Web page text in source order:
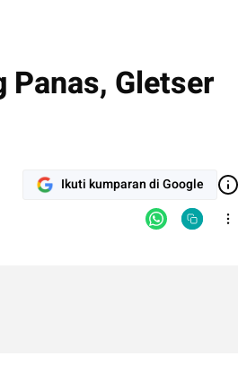
Panas, Gletser
Ikuti kumparan di Google